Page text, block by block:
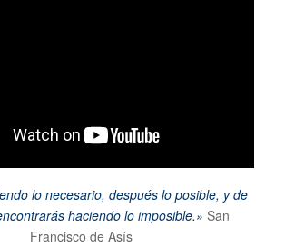
lo necesario, después lo posible, y de
haciendo lo imposible.» San
Francisco de Asís